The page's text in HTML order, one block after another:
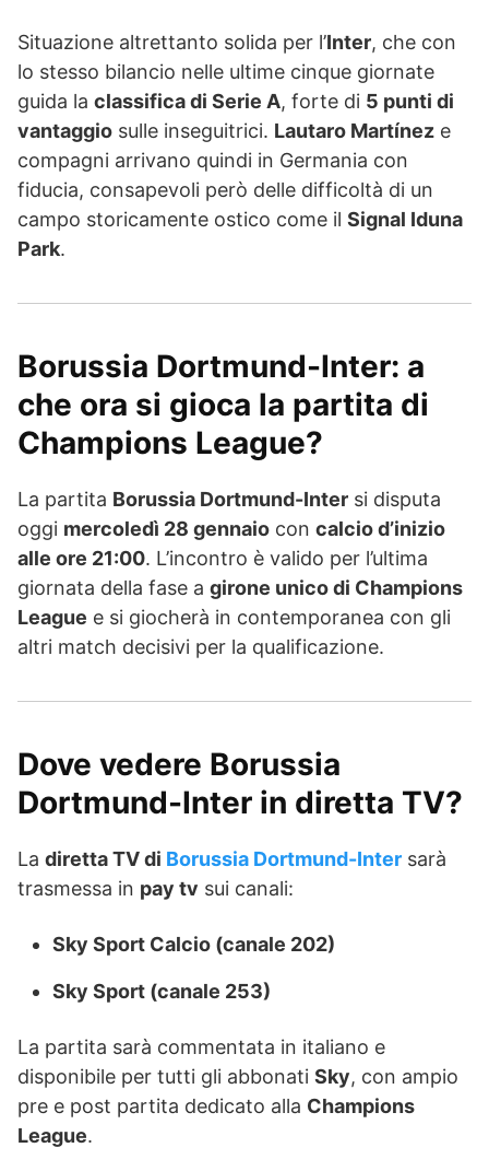
Situazione altrettanto solida per l’Inter, che con
lo stesso bilancio nelle ultime cinque giornate
guida la classifica di Serie A, forte di 5 punti di
vantaggio sulle inseguitrici. Lautaro Martínez e
compagni arrivano quindi in Germania con
fiducia, consapevoli però delle difficoltà di un
campo storicamente ostico come il Signal Iduna
Park.
Borussia Dortmund-Inter: a
che ora si gioca la partita di
Champions League?
La partita Borussia Dortmund-Inter si disputa
oggi mercoledì 28 gennaio con calcio d’inizio
alle ore 21:00. L’incontro è valido per l’ultima
giornata della fase a girone unico di Champions
League e si giocherà in contemporanea con gli
altri match decisivi per la qualificazione.
Dove vedere Borussia
Dortmund-Inter in diretta TV?
La diretta TV di Borussia Dortmund-Inter sarà
trasmessa in pay tv sui canali:
Sky Sport Calcio (canale 202)
Sky Sport (canale 253)
La partita sarà commentata in italiano e
disponibile per tutti gli abbonati Sky, con ampio
pre e post partita dedicato alla Champions
League.